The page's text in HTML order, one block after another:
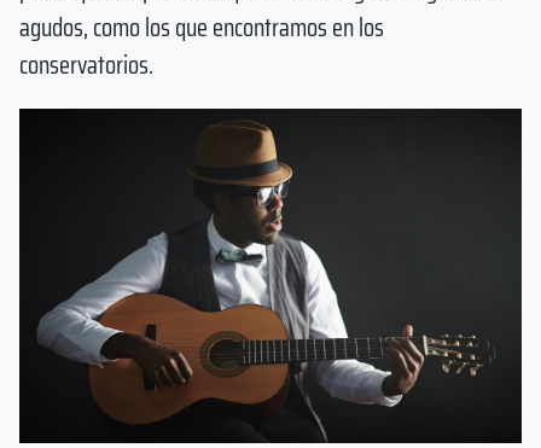
agudos, como los que encontramos en los
conservatorios.